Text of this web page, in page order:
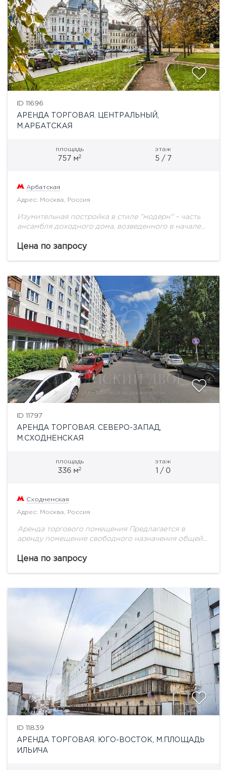
ID 11696
АРЕНДА ТОРГОВАЯ. ЦЕНТРАЛЬНЫЙ,
М.АРБАТСКАЯ
площадь
757 м2
этаж
5 / 7
Арбатская
Адрес: Москва, Россия
Изумительная постройка в стиле "модерн" – часть
ансамбля доходного дома, возведенного в начале
архитектора Н. Д. Струкова. Невероятно красивый
Цена по запросу
ID 11797
АРЕНДА ТОРГОВАЯ. СЕВЕРО-ЗАПАД,
М.СХОДНЕНСКАЯ
площадь
336 м2
этаж
1 / 0
Сходненская
Адрес: Москва, Россия
Аренда торгового помещения Предлагается в
аренду помещение свободного назначения общей
высотой потолка 2,2 м. Свободная планировка.
Цена по запросу
ID 11839
АРЕНДА ТОРГОВАЯ. ЮГО-ВОСТОК, М.ПЛОЩАДЬ
ИЛЬИЧА